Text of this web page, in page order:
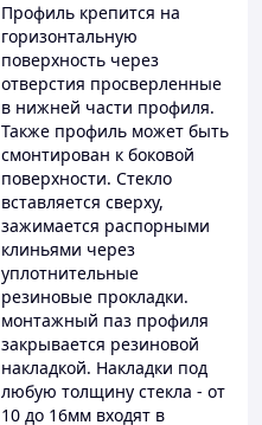
Профиль крепится на
горизонтальную
поверхность через
отверстия просверленные
в нижней части профиля.
Также профиль может быть
смонтирован к боковой
поверхности. Стекло
вставляется сверху,
зажимается распорными
клиньями через
уплотнительные
резиновые прокладки.
монтажный паз профиля
закрывается резиновой
накладкой. Накладки под
любую толщину стекла - от
10 до 16мм входят в